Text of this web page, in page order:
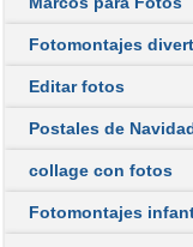
Fotomontajes
Editar fotos
Postales de
collage con fotos
Fotomontajes